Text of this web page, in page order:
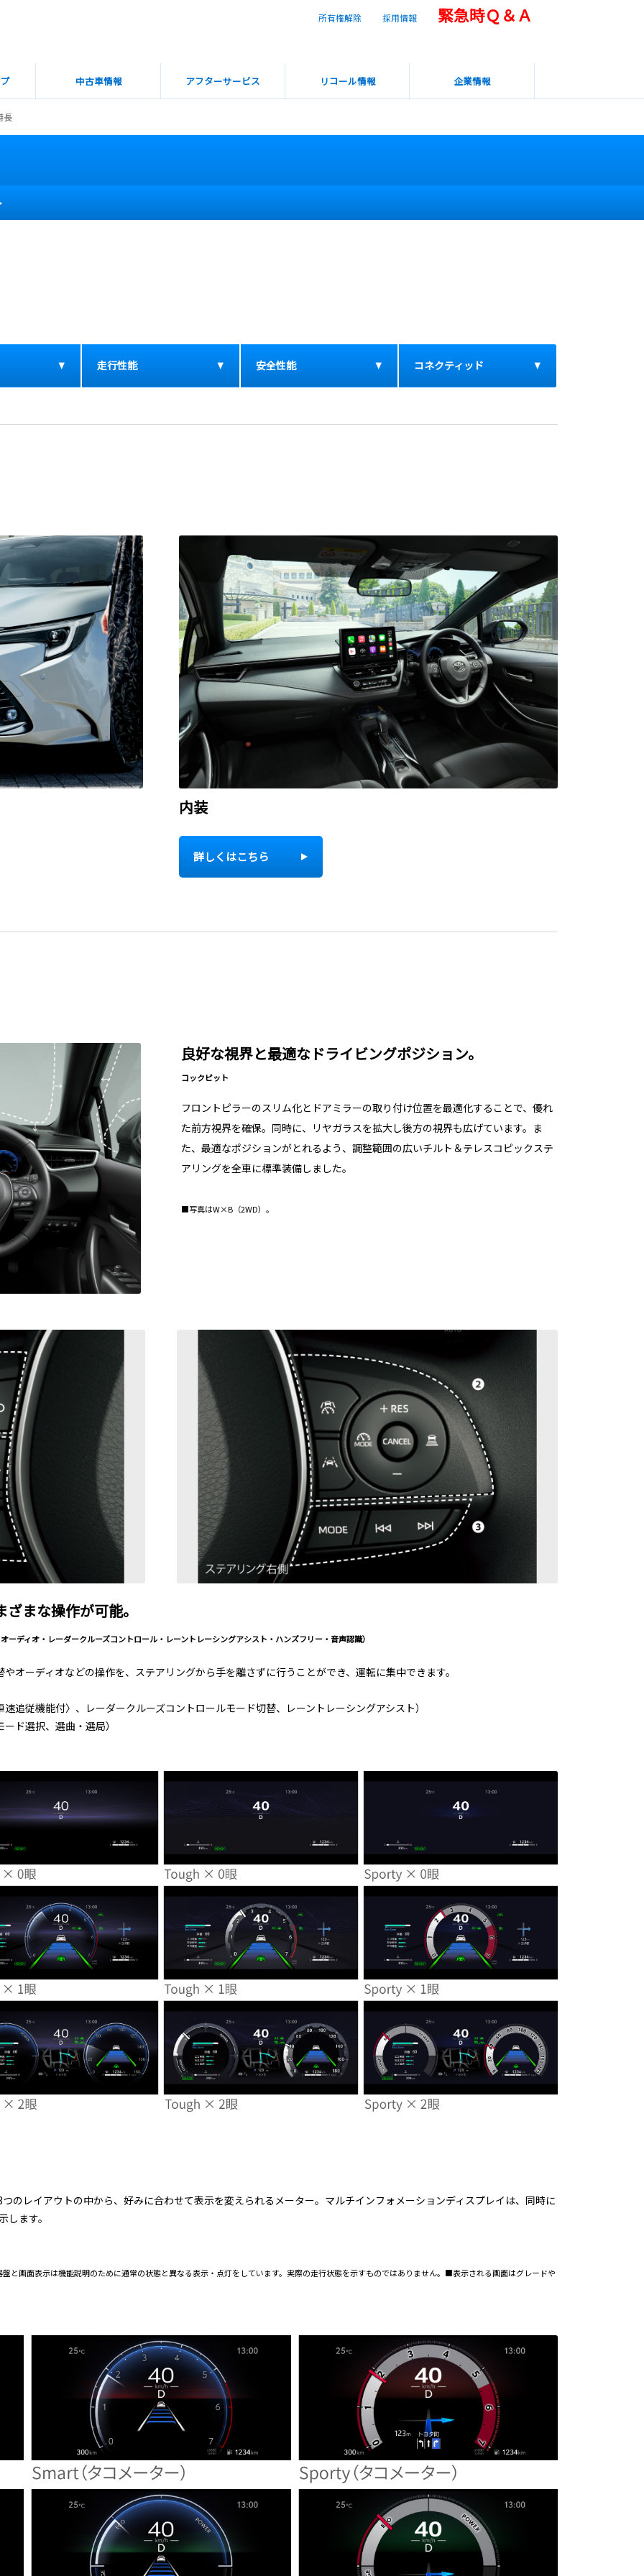
中古車情報 アフターサービス リコール情報 企業情報
所有権解除 採用情報 緊急時Ｑ＆Ａ
長
走行性能 安全性能 コネクティッド
内装
詳しくはこちら
良好な視界と最適なドライビングポジション。
コックピット
フロントピラーのスリム化とドアミラーの取り付け位置を最適化することで、優れ
た前方視界を確保。同時に、リヤガラスを拡大し後方の視界も広げています。ま
た、最適なポジションがとれるよう、調整範囲の広いチルト＆テレスコピックステ
アリングを全車に標準装備しました。
■写真はW×B（2WD）。
まな操作が可能。
ディオ・レーダークルーズコントロール・レーントレーシングアシスト・ハンズフリー・音声認識）
オーディオなどの操作を、ステアリングから手を離さずに行うことができ、運転に集中できます。
追従機能付〉、レーダークルーズコントロールモード切替、レーントレーシングアシスト）
ド選択、選曲・選局）
レイアウトの中から、好みに合わせて表示を変えられるメーター。マルチインフォメーションディスプレイは、同時に
ます。
画面表示は機能説明のために通常の状態と異なる表示・点灯をしています。実際の走行状態を示すものではありません。■表示される画面はグレードや